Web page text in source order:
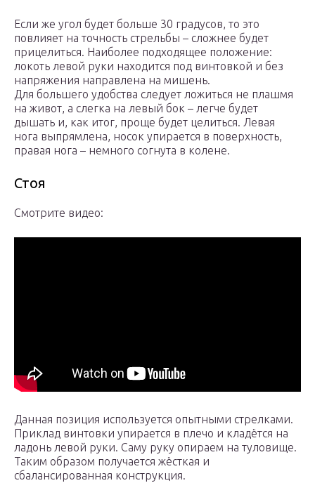
Если же угол будет больше 30 градусов, то это
повлияет на точность стрельбы – сложнее будет
прицелиться. Наиболее подходящее положение:
локоть левой руки находится под винтовкой и без
напряжения направлена на мишень.
Для большего удобства следует ложиться не плашмя
на живот, а слегка на левый бок – легче будет
дышать и, как итог, проще будет целиться. Левая
нога выпрямлена, носок упирается в поверхность,
правая нога – немного согнута в колене.
Стоя
Смотрите видео:
Данная позиция используется опытными стрелками.
Приклад винтовки упирается в плечо и кладётся на
ладонь левой руки. Саму руку опираем на туловище.
Таким образом получается жёсткая и
сбалансированная конструкция.